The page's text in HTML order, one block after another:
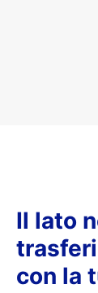
Il lato
con la